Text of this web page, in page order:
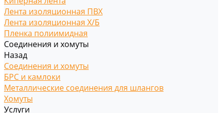
Лента изоляционная ПВХ
Лента изоляционная Х/Б
Пленка полиимидная
Соединения и хомуты
Назад
Соединения и хомуты
БРС и камлоки
Металлические соединения для шлангов
Хомуты
Услуги